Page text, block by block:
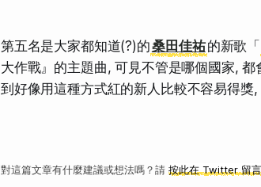
第五名是大家都知道(?)的桑田佳祐的新歌「
大作戰』的主題曲, 可見不管是哪個國家,
到好像用這種方式紅的新人比較不容易得獎
對這篇文章有什麼建議或想法嗎？請 按此在 Twitter 留言